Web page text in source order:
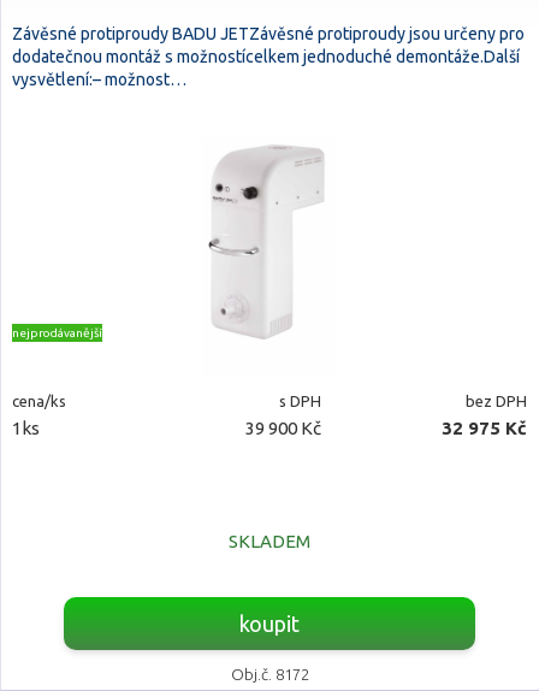
Závěsné protiproudy BADU JETZávěsné protiproudy jsou určeny pro
dodatečnou montáž s možnostícelkem jednoduché demontáže.Další
vysvětlení:– možnost…
nejprodávanější
cena/ks s DPH bez DPH
1ks 39 900 Kč 32 975 Kč
SKLADEM
koupit
Obj.č. 8172